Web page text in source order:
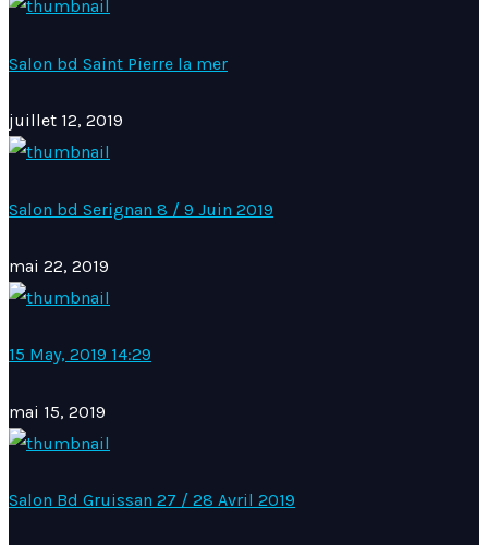
Salon bd Saint Pierre la mer
juillet 12, 2019
Salon bd Serignan 8 / 9 Juin 2019
mai 22, 2019
15 May, 2019 14:29
mai 15, 2019
Salon Bd Gruissan 27 / 28 Avril 2019